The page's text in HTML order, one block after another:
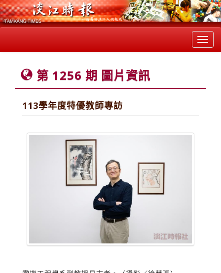
第 1256 期 圖片資訊
113學年度特優教師專訪